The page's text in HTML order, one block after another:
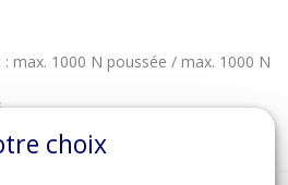
max. 1000 N poussée / max. 1000 N
choix